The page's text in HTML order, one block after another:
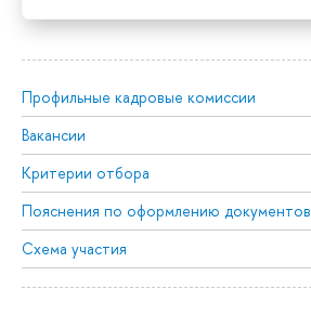
Профильные кадровые комиссии
Вакансии
Критерии отбора
Пояснения по оформлению документов
Схема участия